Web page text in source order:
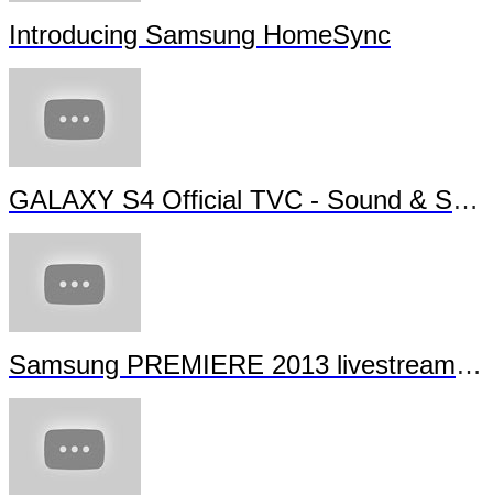
Introducing Samsung HomeSync
GALAXY S4 Official TVC - Sound & Shot
Samsung PREMIERE 2013 livestream (full length)